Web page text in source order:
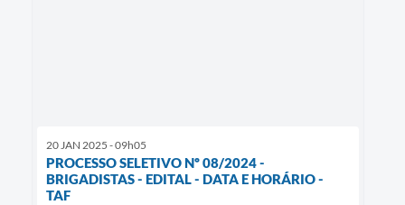
20 JAN 2025 - 09h05
PROCESSO SELETIVO Nº 08/2024 -
BRIGADISTAS - EDITAL - DATA E HORÁRIO -
TAF